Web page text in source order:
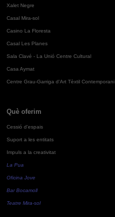
Xalet Negre
Casal Mira-sol
Casino La Floresta
Casal Les Planes
Sala Clavé - La Unió Centre Cultural
Casa Aymat
Centre Grau-Garriga d'Art Tèxtil Contemporani
Què oferim
Cessió d'espais
Suport a les entitats
Impuls a la creativitat
La Pua
Oficina Jove
Bar Bocamoll
Teatre Mira-sol